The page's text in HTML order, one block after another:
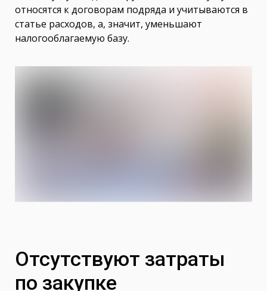
относятся к договорам подряда и учитываются в
статье расходов, а, значит, уменьшают
налогооблагаемую базу.
Отсутствуют затраты
по закупке